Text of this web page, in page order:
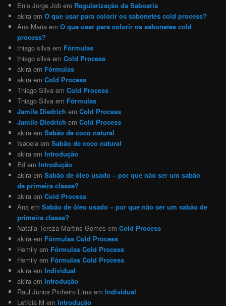
Enio Jorge Job em Regularização da Saboaria
akira emO que usar para colorir os sabonetes cold process?
Ana Maria emO que usar para colorir os sabonetes cold
process?
thiago silva em Fórmulas
thiago silva emCold Process
akira em Fórmulas
akira emCold Process
Thiago Silva emCold Process
Thiago Silva em Fórmulas
Jamile Diedrich emCold Process
Jamile Diedrich emCold Process
akira emSabão de coco natural
Isabela emSabão de coco natural
akira emIntrodução
Ed emIntrodução
akira emSabão de óleo usado – por que não ser um sabão
de primeira classe?
akira emCold Process
Ana emSabão de óleo usado – por que não ser um sabão de
primeira classe?
Natalia Tereza Martins Gomes emCold Process
akira em Fórmulas Cold Process
Hemily em Fórmulas Cold Process
Hemily em Fórmulas Cold Process
akira emIndividual
akira emIntrodução
Raul Junior Pinheiro Lima emIndividual
Letícia M emIntrodução